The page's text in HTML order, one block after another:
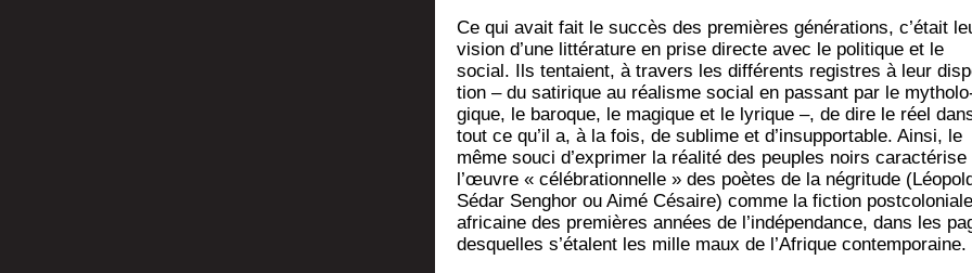
Ce qui avait fait le suc­cès des pre­mières géné­ra­tions, c’était
vision d’une lit­té­ra­ture en prise directe avec le poli­tique et le
social. Ils ten­taient, à tra­vers les dif­fé­rents registres à leur
tion – du sati­rique au réa­lisme social en pas­sant par le
gique, le baroque, le magique et le lyrique –, de dire le réel
tout ce qu’il a, à la fois, de sublime et d’insupportable. Ain­si, le
même sou­ci d’exprimer la réa­li­té des peuples noirs carac­té­rise
l’œuvre « célé­bra­tion­nelle » des poètes de la négri­tude (Léo­pold
Sédar Sen­ghor ou Aimé Césaire) comme la fic­tion post­co­lo­niale
afri­caine des pre­mières années de l’indépendance, dans les
des­quelles s’étalent les mille maux de l’Afrique contemporaine.